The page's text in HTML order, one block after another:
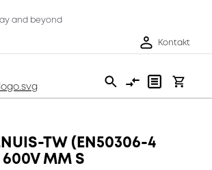
and beyond
Kontakt
TW (EN50306-4
MM S